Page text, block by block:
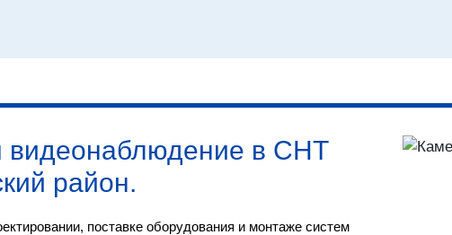
видеонаблюдение в СНТ
район.
поставке оборудования и монтаже систем